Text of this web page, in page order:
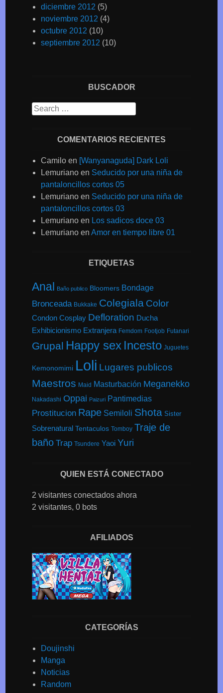
diciembre 2012 (5)
noviembre 2012 (4)
octubre 2012 (10)
septiembre 2012 (10)
BUSCADOR
Search
COMENTARIOS RECIENTES
Camilo en [Wanyanaguda] Dark Loli
Lemuriano en Seducido por una niña de
pantaloncillos cortos 05
Lemuriano en Seducido por una niña de
pantaloncillos cortos 03
Lemuriano en Los sadicos doce 03
Lemuriano en Amor en tiempo libre 01
ETIQUETAS
Anal Baño publico Bloomers Bondage
Bronceada Bukkake Colegiala Color
Condon Cosplay Defloration Ducha
Exhibicionismo Extranjera Femdom Footjob Futanari
Grupal Happy sex Incesto Juguetes
Kemonomimi Loli Lugares publicos
Maestros Maid Masturbación Meganekko
Nakadashi Oppai Paizuri Pantimedias
Prostitucion Rape Semiloli Shota Sister
Sobrenatural Tentaculos Tomboy Traje de
baño Trap Tsundere Yaoi Yuri
QUIEN ESTÁ CONECTADO
2 visitantes conectados ahora
2 visitantes, 0 bots
AFILIADOS
CATEGORÍAS
Doujinshi
Manga
Noticias
Random